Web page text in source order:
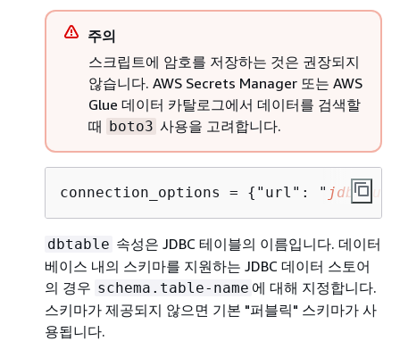
주의
스크립트에 암호를 저장하는 것은 권장되지
않습니다. AWS Secrets Manager 또는 AWS
Glue 데이터 카탈로그에서 데이터를 검색할
때 boto3 사용을 고려합니다.
connection_options = { "url": " jdbc-
dbtable 속성은 JDBC 테이블의 이름입니다. 데이터
베이스 내의 스키마를 지원하는 JDBC 데이터 스토어
의 경우 schema.table-name 에 대해 지정합니다.
스키마가 제공되지 않으면 기본 "퍼블릭" 스키마가 사
용됩니다.